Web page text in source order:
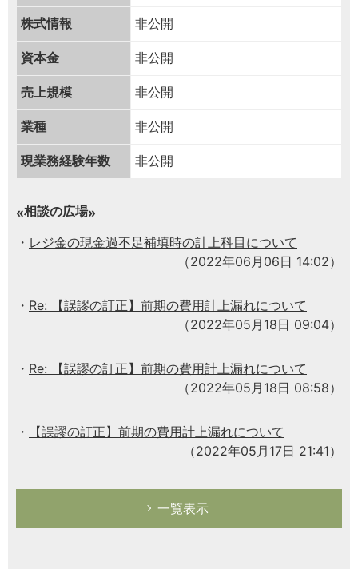
株式情報 非公開
資本金 非公開
売上規模 非公開
業種 非公開
現業務経験年数 非公開
相談の広場
レジ金の現金過不足補填時の計上科目について
（2022年06月06日 14:02）
Re: 【誤謬の訂正】前期の費用計上漏れについて
（2022年05月18日 09:04）
Re: 【誤謬の訂正】前期の費用計上漏れについて
（2022年05月18日 08:58）
【誤謬の訂正】前期の費用計上漏れについて
（2022年05月17日 21:41）
一覧表示